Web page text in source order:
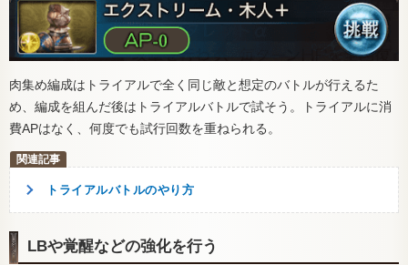
肉集め編成はトライアルで全く同じ敵と想定のバトルが行えるた
め、編成を組んだ後はトライアルバトルで試そう。トライアルに消
費APはなく、何度でも試行回数を重ねられる。
トライアルバトルのやり方
LBや覚醒などの強化を行う